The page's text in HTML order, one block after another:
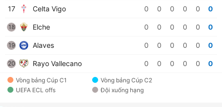
17 Celta Vigo 0 0 0 0 0 0
18 Elche 0 0 0 0 0 0
19 Alaves 0 0 0 0 0 0
20 Rayo Vallecano 0 0 0 0 0 0
Vòng bảng Cúp C1
Vòng bảng Cúp C2
UEFA ECL offs
Đội xuống hạng